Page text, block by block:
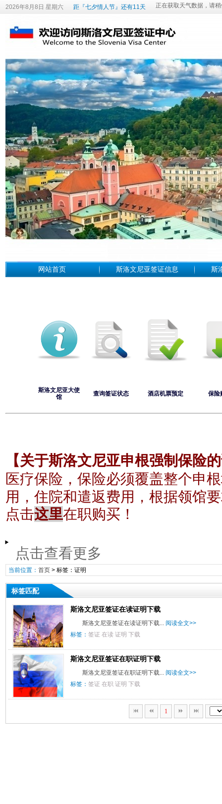
2026年8月8日 星期六 距『七夕情人节』还有11天
网站首页 斯洛文尼亚签证信息 斯
斯洛文尼亚大使
馆
查询签证状态 酒店机票预定 保险
【关于斯洛文尼亚申根强制保险
医疗保险，保险必须覆盖整个申
用，住院和遣返费用， 根据领馆
点击这里在职购买！
点击查看更多
当前位置： 首页> 标签：证明
标签匹配
斯洛文尼亚签证在读证明下载
斯洛文尼亚签证在读证明下载... 阅读全文>>
标签： 签证 在读 证明 下载
斯洛文尼亚签证在职证明下载
斯洛文尼亚签证在职证明下载... 阅读全文>>
标签： 签证 在职 证明 下载
1